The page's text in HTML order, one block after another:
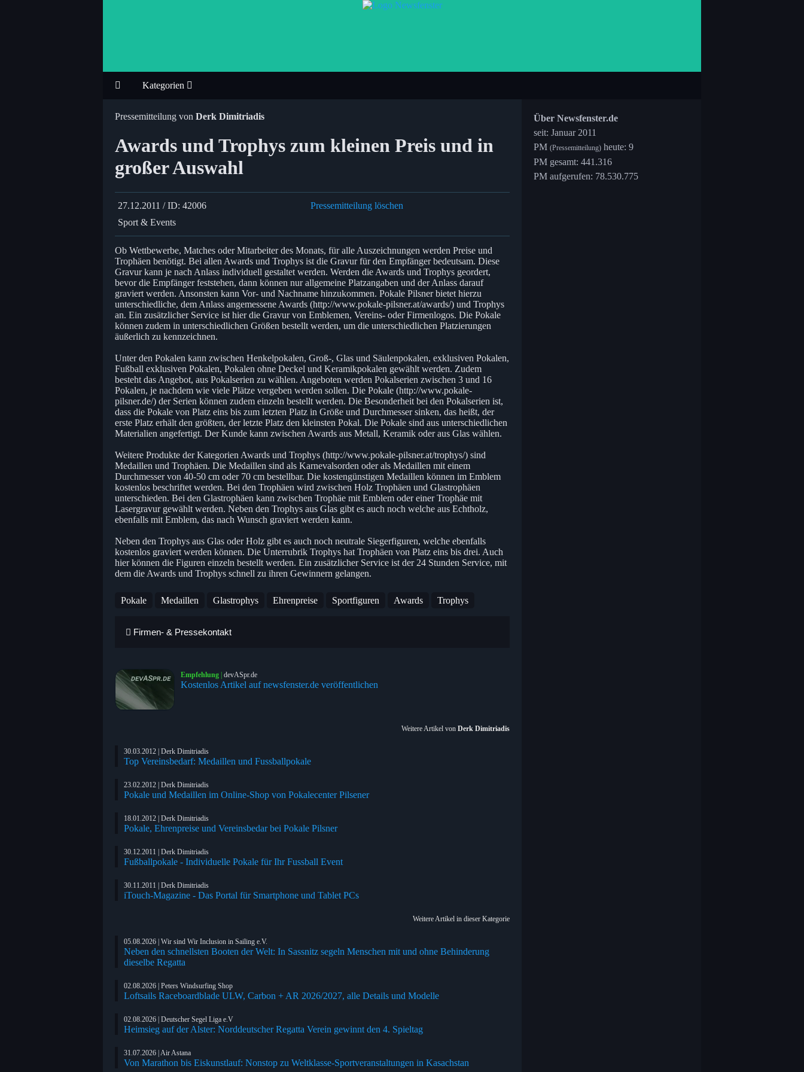
Kategorien
Pressemitteilung von Derk Dimitriadis
Awards und Trophys zum kleinen Preis und in
großer Auswahl
27.12.2011 / ID: 42006
Pressemitteilung löschen
Sport & Events
Ob Wettbewerbe, Matches oder Mitarbeiter des Monats, für alle Auszeichnungen werden Preise und
Trophäen benötigt. Bei allen Awards und Trophys ist die Gravur für den Empfänger bedeutsam. Diese
Gravur kann je nach Anlass individuell gestaltet werden. Werden die Awards und Trophys geordert,
bevor die Empfänger feststehen, dann können nur allgemeine Platzangaben und der Anlass darauf
graviert werden. Ansonsten kann Vor- und Nachname hinzukommen. Pokale Pilsner bietet hierzu
unterschiedliche, dem Anlass angemessene Awards (http://www.pokale-pilsner.at/awards/) und Trophys
an. Ein zusätzlicher Service ist hier die Gravur von Emblemen, Vereins- oder Firmenlogos. Die Pokale
können zudem in unterschiedlichen Größen bestellt werden, um die unterschiedlichen Platzierungen
äußerlich zu kennzeichnen.
Unter den Pokalen kann zwischen Henkelpokalen, Groß-, Glas und Säulenpokalen, exklusiven Pokalen,
Fußball exklusiven Pokalen, Pokalen ohne Deckel und Keramikpokalen gewählt werden. Zudem
besteht das Angebot, aus Pokalserien zu wählen. Angeboten werden Pokalserien zwischen 3 und 16
Pokalen, je nachdem wie viele Plätze vergeben werden sollen. Die Pokale (http://www.pokale-
pilsner.de/) der Serien können zudem einzeln bestellt werden. Die Besonderheit bei den Pokalserien ist,
dass die Pokale von Platz eins bis zum letzten Platz in Größe und Durchmesser sinken, das heißt, der
erste Platz erhält den größten, der letzte Platz den kleinsten Pokal. Die Pokale sind aus unterschiedlichen
Materialien angefertigt. Der Kunde kann zwischen Awards aus Metall, Keramik oder aus Glas wählen.
Weitere Produkte der Kategorien Awards und Trophys (http://www.pokale-pilsner.at/trophys/) sind
Medaillen und Trophäen. Die Medaillen sind als Karnevalsorden oder als Medaillen mit einem
Durchmesser von 40-50 cm oder 70 cm bestellbar. Die kostengünstigen Medaillen können im Emblem
kostenlos beschriftet werden. Bei den Trophäen wird zwischen Holz Trophäen und Glastrophäen
unterschieden. Bei den Glastrophäen kann zwischen Trophäe mit Emblem oder einer Trophäe mit
Lasergravur gewählt werden. Neben den Trophys aus Glas gibt es auch noch welche aus Echtholz,
ebenfalls mit Emblem, das nach Wunsch graviert werden kann.
Neben den Trophys aus Glas oder Holz gibt es auch noch neutrale Siegerfiguren, welche ebenfalls
kostenlos graviert werden können. Die Unterrubrik Trophys hat Trophäen von Platz eins bis drei. Auch
hier können die Figuren einzeln bestellt werden. Ein zusätzlicher Service ist der 24 Stunden Service, mit
dem die Awards und Trophys schnell zu ihren Gewinnern gelangen.
Pokale Medaillen Glastrophys Ehrenpreise Sportfiguren Awards Trophys
Firmen- & Pressekontakt
Empfehlung | devASpr.de
Kostenlos Artikel auf newsfenster.de veröffentlichen
Weitere Artikel von Derk Dimitriadis
30.03.2012 | Derk Dimitriadis
Top Vereinsbedarf: Medaillen und Fussballpokale
23.02.2012 | Derk Dimitriadis
Pokale und Medaillen im Online-Shop von Pokalecenter Pilsener
18.01.2012 | Derk Dimitriadis
Pokale, Ehrenpreise und Vereinsbedar bei Pokale Pilsner
30.12.2011 | Derk Dimitriadis
Fußballpokale - Individuelle Pokale für Ihr Fussball Event
30.11.2011 | Derk Dimitriadis
iTouch-Magazine - Das Portal für Smartphone und Tablet PCs
Weitere Artikel in dieser Kategorie
05.08.2026 | Wir sind Wir Inclusion in Sailing e.V.
Neben den schnellsten Booten der Welt: In Sassnitz segeln Menschen mit und ohne Behinderung
dieselbe Regatta
02.08.2026 | Peters Windsurfing Shop
Loftsails Raceboardblade ULW, Carbon + AR 2026/2027, alle Details und Modelle
02.08.2026 | Deutscher Segel Liga e.V
Heimsieg auf der Alster: Norddeutscher Regatta Verein gewinnt den 4. Spieltag
31.07.2026 | Air Astana
Von Marathon bis Eiskunstlauf: Nonstop zu Weltklasse-Sportveranstaltungen in Kasachstan
Über Newsfenster.de
seit: Januar 2011
PM (Pressemitteilung) heute: 9
PM gesamt: 441.316
PM aufgerufen: 78.530.775